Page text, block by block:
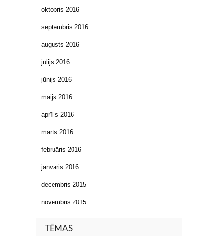
oktobris 2016
septembris 2016
augusts 2016
jūlijs 2016
jūnijs 2016
maijs 2016
aprīlis 2016
marts 2016
februāris 2016
janvāris 2016
decembris 2015
novembris 2015
TĒMAS